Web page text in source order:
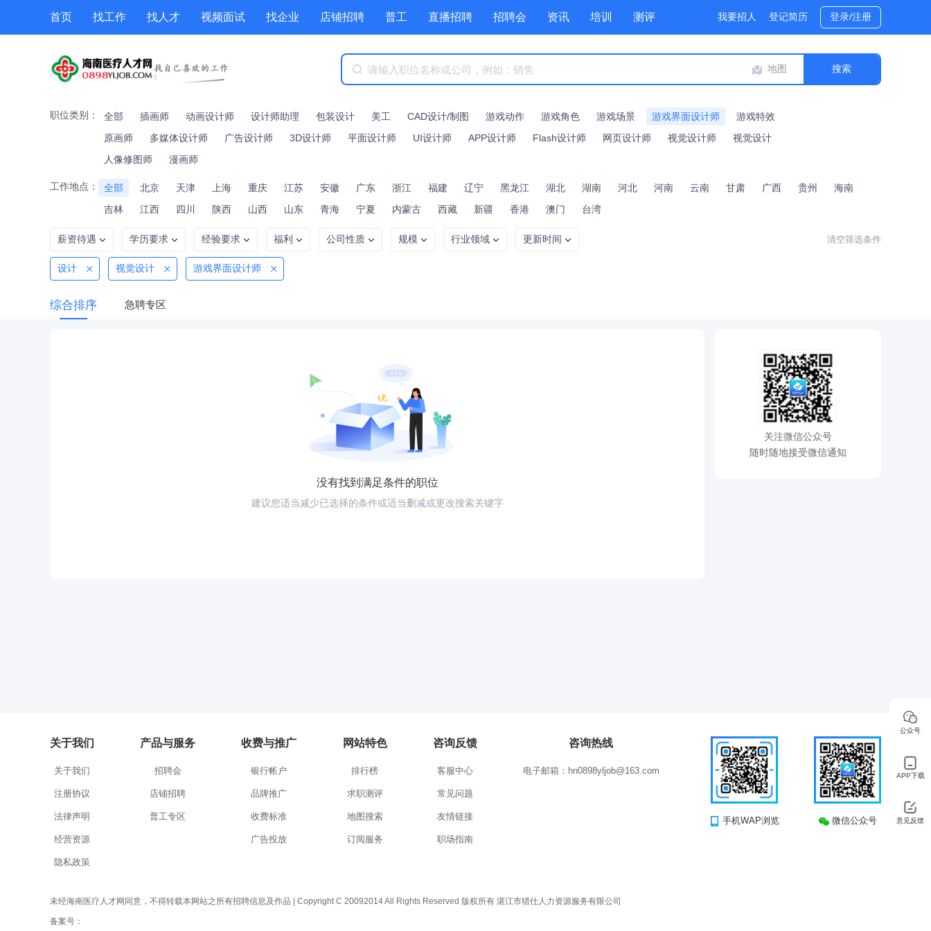
首页 找工作 找人才 视频面试 找企业 店铺招聘 普工 直播招聘 招聘会 资讯 培训 测评
商城 附近职位 工具箱 赏金招聘
我要招人 登记简历 登录/注册
地图
职位类别： 全部 插画师 动画设计师 设计师助理 包装设计 美工 CAD设计/制图 游戏动作 游戏角色 游戏场景 游戏界面设计师
游戏特效
原画师
多媒体设计师 广告设计师 3D设计师 平面设计师 UI设计师 APP设计师 Flash设计师 网页设计师 视觉设计师
视觉设计
人像修图师
漫画师
工作地点： 全部 北京 天津 上海 重庆 江苏 安徽 广东 浙江 福建 辽宁 黑龙江 湖北 湖南 河北 河南 云南 甘肃 广西 贵州
海南
吉林
江西 四川 陕西 山西 山东 青海 宁夏 内蒙古 西藏 新疆 香港 澳门 台湾
薪资待遇 学历要求 经验要求 福利 公司性质 规模 行业领域 更新时间
设计 视觉设计 游戏界面设计师
清空筛选条件
综合排序 急聘专区
没有找到满足条件的职位
建议您适当减少已选择的条件或适当删减或更改搜索关键字
关注微信公众号
随时随地接受微信通知
关于我们
关于我们
注册协议
法律声明
经营资源
隐私政策
产品与服务
招聘会
店铺招聘
普工专区
收费与推广
银行帐户
品牌推广
收费标准
广告投放
网站特色
排行榜
求职测评
地图搜索
订阅服务
咨询反馈
客服中心
常见问题
友情链接
职场指南
咨询热线
电子邮箱：hn0898yljob@163.com
手机WAP浏览 微信公众号
未经海南医疗人才网同意，不得转载本网站之所有招聘信息及作品 | Copyright C 20092014 All Rights Reserved 版权所有 湛江市猎仕人力资源服务有限公司
备案号：
公众号
APP下载
意见反馈